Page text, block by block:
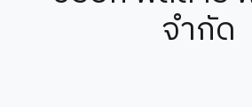
จำกัด